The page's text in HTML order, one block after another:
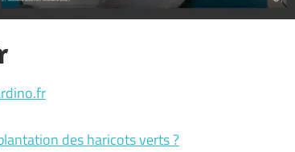
des haricots verts ?